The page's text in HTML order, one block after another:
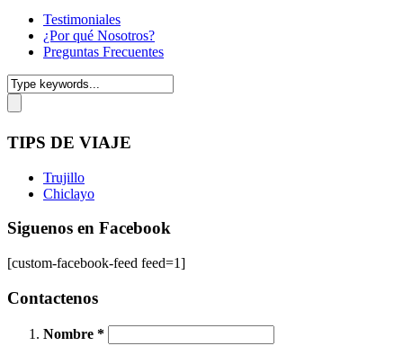
Testimoniales
¿Por qué Nosotros?
Preguntas Frecuentes
TIPS DE VIAJE
Trujillo
Chiclayo
Siguenos en Facebook
[custom-facebook-feed feed=1]
Contactenos
Nombre *